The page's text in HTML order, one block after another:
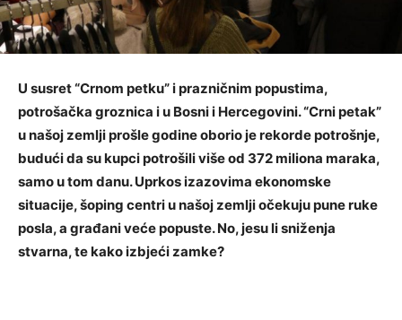
U susret “Crnom petku” i prazničnim popustima,
potrošačka groznica i u Bosni i Hercegovini. “Crni petak”
u našoj zemlji prošle godine oborio je rekorde potrošnje,
budući da su kupci potrošili više od 372 miliоna maraka,
samo u tom danu. Uprkos izazovima ekonomske
situacije, šoping centri u našoj zemlji očekuju pune ruke
posla, a građani veće popuste. No, jesu li sniženja
stvarna, te kako izbjeći zamke?